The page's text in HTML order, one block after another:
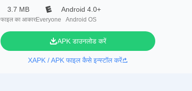
3.7 MB
फाइल का आकारEveryone
Android 4.0+
Android OS
APK डाउनलोड करें
XAPK / APK फाइल कैसे इन्स्टॉल करें